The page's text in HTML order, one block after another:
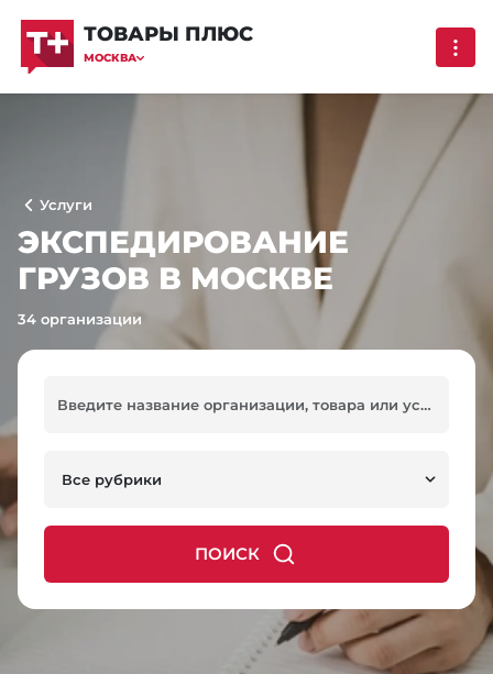
ТОВАРЫ ПЛЮС
МОСКВА
Услуги
ЭКСПЕДИРОВАНИЕ
ГРУЗОВ В МОСКВЕ
34 организации
Все рубрики
ПОИСК